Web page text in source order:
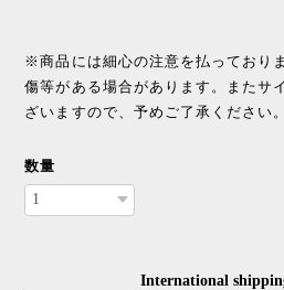
※商品には細心の注意を払っており
傷等がある場合があります。またサ
ざいますので、予めご了承ください。
数量
International